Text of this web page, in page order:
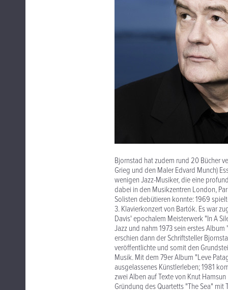
Bjornstad hat zudem rund 20 Bücher
Grieg und den Maler Edvard Munch)
wenigen Jazz-Musiker, die eine
dabei in den Musikzentren London,
Solisten debütieren konnte: 1969
3. Klavierkonzert von Bartók. Es war
Davis' epochalem Meisterwerk "In A
Jazz und nahm 1973 sein erstes
erschien dann der Schriftsteller
veröffentlichte und somit den
Musik. Mit dem 79er Album "Leve
ausgelassenes Künstlerleben; 1981
zwei Alben auf Texte von Knut
Gründung des Quartetts "The Sea"